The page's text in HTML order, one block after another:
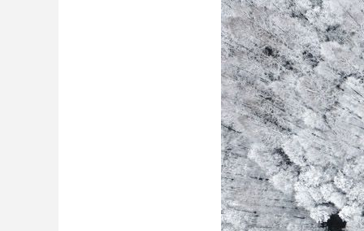
快看 蓝海中国 新
2026年世界杯 2026年
CCTV奥林匹克频道 生活体育大会
乡村振兴 生态环境 一带一路
大国保险 云顶对话